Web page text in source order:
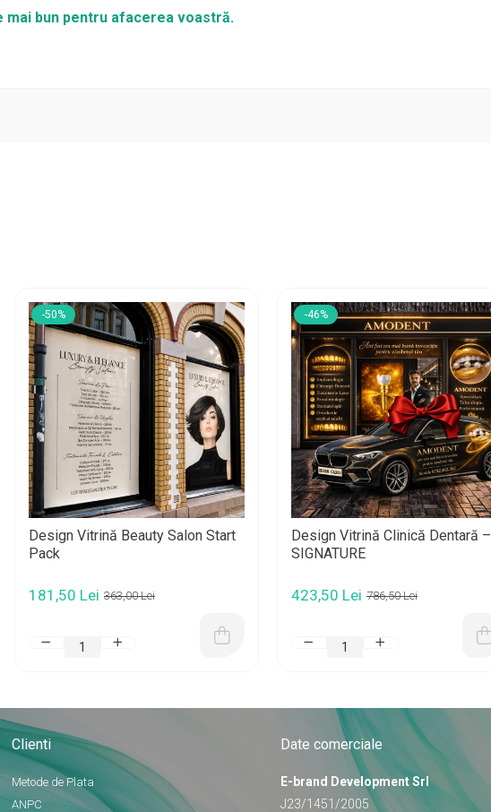
bun pentru afacerea voastră.
-50%
Design Vitrină Beauty Salon Start
Pack
363,00 Lei
181,50 Lei
-46%
Design Vitrină Clinică Dentară –
SIGNATURE
786,50 Lei
423,50 Lei
Clienti
Metode de Plata
ANPC
Date comerciale
E-brand Development Srl
J23/1451/2005